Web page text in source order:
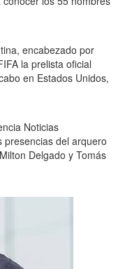
encabezado por
la prelista oficial
en Estados Unidos,
Noticias
presencias del arquero
Delgado y Tomás